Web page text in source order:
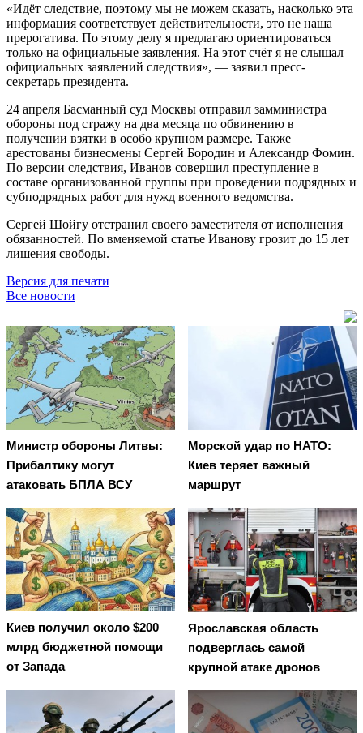
«Идёт следствие, поэтому мы не можем сказать, насколько эта
информация соответствует действительности, это не наша
прерогатива. По этому делу я предлагаю ориентироваться
только на официальные заявления. На этот счёт я не слышал
официальных заявлений следствия», — заявил пресс-
секретарь президента.
24 апреля Басманный суд Москвы отправил замминистра
обороны под стражу на два месяца по обвинению в
получении взятки в особо крупном размере. Также
арестованы бизнесмены Сергей Бородин и Александр Фомин.
По версии следствия, Иванов совершил преступление в
составе организованной группы при проведении подрядных и
субподрядных работ для нужд военного ведомства.
Сергей Шойгу отстранил своего заместителя от исполнения
обязанностей. По вменяемой статье Иванову грозит до 15 лет
лишения свободы.
Версия для печати
Все новости
Министр обороны Литвы:
Прибалтику могут
атаковать БПЛА ВСУ
Морской удар по НАТО:
Киев теряет важный
маршрут
Киев получил около $200
млрд бюджетной помощи
от Запада
Ярославская область
подверглась самой
крупной атаке дронов